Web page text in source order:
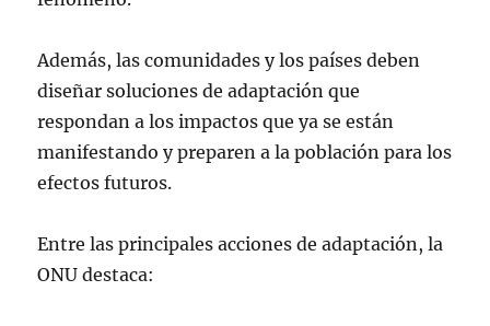
Además, las comunidades y los países deben
diseñar soluciones de adaptación que
respondan a los impactos que ya se están
manifestando y preparen a la población para los
efectos futuros.
Entre las principales acciones de adaptación, la
ONU destaca: